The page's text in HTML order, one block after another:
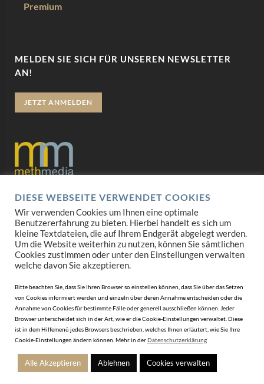
Premium
MELDEN SIE SICH FÜR UNSEREN NEWSLETTER
AN!
JETZT ANMELDEN
Datenschutz
Impressum
AGB
Mediadaten
DIESE WEBSEITE VERWENDET COOKIES
Wir verwenden Cookies um Ihnen eine optimale
Benutzererfahrung zu bieten. Hierbei handelt es sich um
kleine Textdateien, die auf Ihrem Endgerät abgelegt werden.
Um die Website weiterhin zu nutzen, können Sie sämtlichen
Cookies zustimmen oder unter den Einstellungen verwalten
welche davon Sie akzeptieren.
Bitte beachten Sie, dass Sie Ihren Browser so einstellen können, dass Sie über das Setzen
von Cookies informiert werden und einzeln über deren Annahme entscheiden oder die
Annahme von Cookies für bestimmte Fälle oder generell ausschließen können. Jeder
Browser unterscheidet sich in der Art, wie er die Cookie-Einstellungen verwaltet. Diese
ist in dem Hilfemenü jedes Browsers beschrieben, welches Ihnen erläutert, wie Sie Ihre
Cookie-Einstellungen ändern können. Mehr in derDatenschutzerklärung
Alle Akzeptieren Ablehnen Cookies verwalten